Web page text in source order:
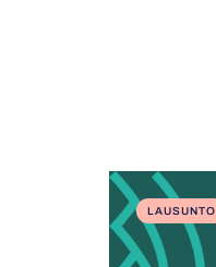
LAUSUNTO